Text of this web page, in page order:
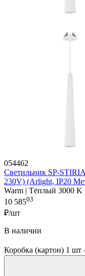
054462
Светильник SP-
230V) (Arlight, IP20
Warm | Тёплый 3000 K
10 58503
₽/шт
В наличии
Коробка (картон) 1